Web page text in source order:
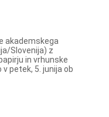
akademskega
Slovenija) z
in vrhunske
petek, 5. junija ob